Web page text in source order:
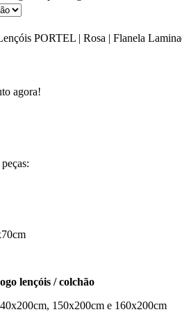
PORTEL | Rosa | Flanela
agora!
lençóis / colchão
150x200cm e 160x200cm